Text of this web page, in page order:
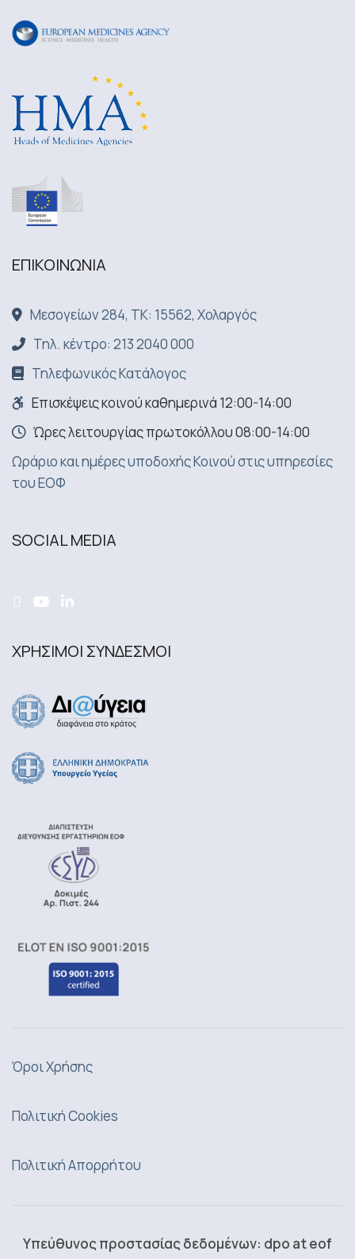
ΕΠΙΚΟΙΝΩΝΙA
Μεσογείων 284, ΤΚ: 15562, Χολαργός
Τηλ. κέντρο: 213 2040 000
Τηλεφωνικός Κατάλογος
Επισκέψεις κοινού καθημερινά 12:00-14:00
Ώρες λειτουργίας πρωτοκόλλου 08:00-14:00
Ωράριο και ημέρες υποδοχής Κοινού στις υπηρεσίες
του ΕΟΦ
SOCIAL MEDIA
ΧΡΗΣΙΜΟΙ ΣΥΝΔΕΣΜΟΙ
Όροι Χρήσης
Πολιτική Cookies
Πολιτική Απορρήτου
Υπεύθυνος προστασίας δεδομένων: dpo at eof